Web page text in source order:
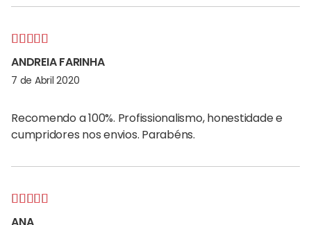
Avaliação 5
de 5
ANDREIA FARINHA
7 de Abril 2020
Recomendo a 100%. Profissionalismo, honestidade e
cumpridores nos envios. Parabéns.
Avaliação